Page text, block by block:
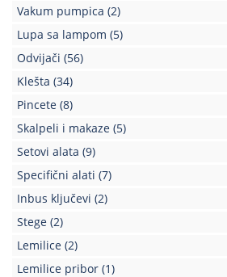
komponente
Elektronske
komponente
aktivne
Elektronske
komponente
pasivne
Kablovi
priključci
tehnika
Vakum pumpica (2)
Lupa sa lampom (5)
Odvijači (56)
Klešta (34)
Pincete (8)
Skalpeli i makaze (5)
Setovi alata (9)
Specifični alati (7)
Inbus ključevi (2)
Stege (2)
Lemilice (2)
Lemilice pribor (1)